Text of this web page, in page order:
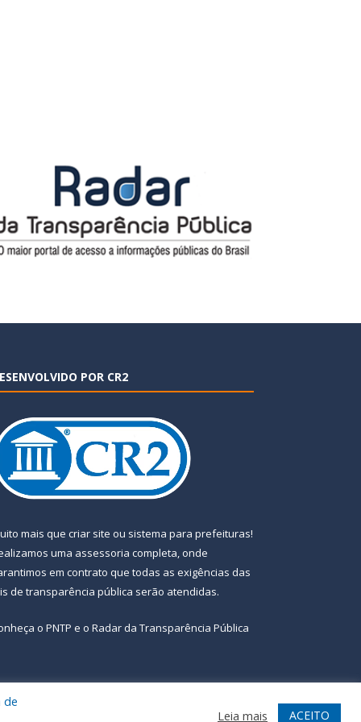
POR CR2
mais que criar site ou sistema para prefeituras!
uma assessoria completa, onde
em contrato que todas as exigências das
de transparência pública serão atendidas.
o PNTP e o Radar da Transparência Pública
Acessar Webmail
de
Leia mais ACEITO